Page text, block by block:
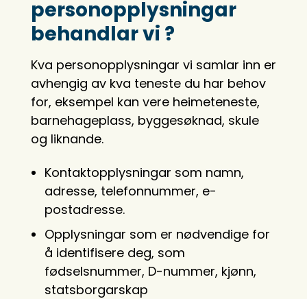
personopplysningar
behandlar vi ?
Kva personopplysningar vi samlar inn er
avhengig av kva teneste du har behov
for, eksempel kan vere heimeteneste,
barnehageplass, byggesøknad, skule
og liknande.
Kontaktopplysningar som namn,
adresse, telefonnummer, e-
postadresse.
Opplysningar som er nødvendige for
å identifisere deg, som
fødselsnummer, D-nummer, kjønn,
statsborgarskap